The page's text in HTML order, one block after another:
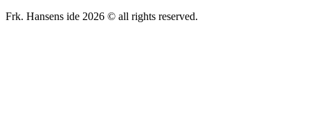
Frk. Hansens ide 2026 © all rights reserved.